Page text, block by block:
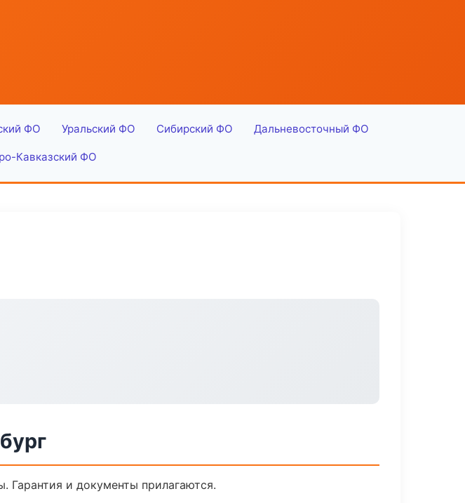
ФО Уральский ФО Сибирский ФО Дальневосточный ФО
Кавказский ФО
Гарантия и документы прилагаются.